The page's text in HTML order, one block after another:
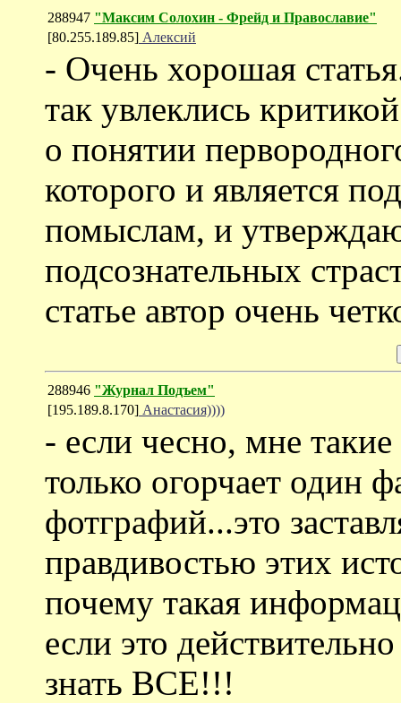
288947 "Максим Солохин - Фрейд и Православие"
[80.255.189.85] Алексий
- Очень хорошая
так увлеклись
о понятии
которого и является
помыслам, и
подсознательных
статье автор очень
288946 "Журнал Подъем"
[195.189.8.170] Анастасия))))
- если чесно, мне
только огорчает один
фотграфий...это
правдивостью этих
почему такая
если это
знать ВСЕ!!!